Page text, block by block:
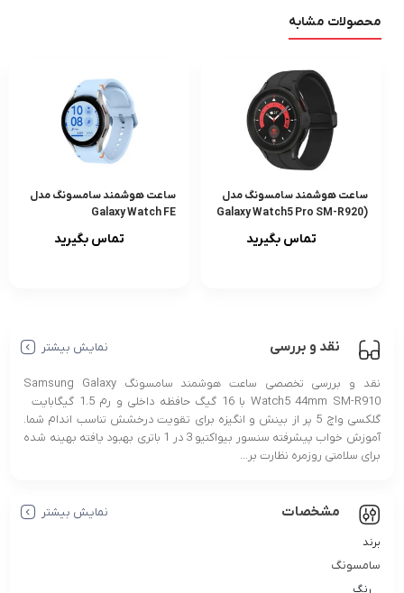
محصولات مشابه
ساعت هوشمند سامسونگ مدل
(Galaxy Watch5 Pro SM-R920
تماس بگیرید
ساعت هوشمند سامسونگ مدل
Galaxy Watch FE
تماس بگیرید
نقد و بررسی نمایش بیشتر
نقد و بررسی تخصصی ساعت هوشمند سامسونگ Samsung Galaxy
Watch5 44mm SM-R910 با 16 گیگ حافظه داخلی و رم 1.5 گیگابایت
گلکسی واچ 5 پر از بینش و انگیزه برای تقویت درخشش تناسب اندام شما.
آموزش خواب پیشرفته سنسور بیواکتیو 3 در 1 باتری بهبود یافته بهینه شده
برای سلامتی روزمره نظارت بر...
مشخصات نمایش بیشتر
برند
سامسونگ
رنگ